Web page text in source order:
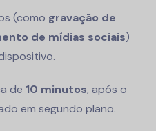
(como gravação de
de mídias sociais)
de 10 minutos, após o
em segundo plano.